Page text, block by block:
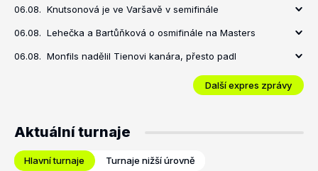
06.08. Knutsonová je ve Varšavě v semifinále
06.08. Lehečka a Bartůňková o osmifinále na Masters
06.08. Monfils nadělil Tienovi kanára, přesto padl
Další expres zprávy
Aktuální turnaje
Hlavní turnaje Turnaje nižší úrovně